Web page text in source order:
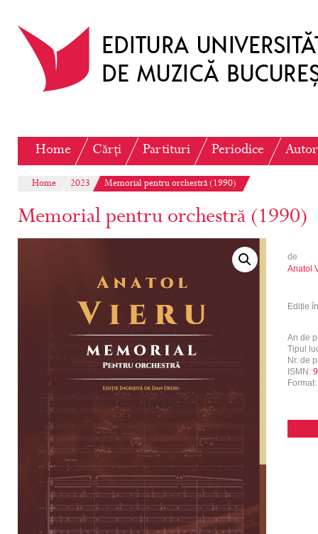
Home Cărți Partituri Periodice
Home 2023 Memorial pentru orchestră (1990)
Memorial pentru orchestră (1990)
de
Anatol
Ediție
An de
Tipul
Nr. de
ISMN:
Format: